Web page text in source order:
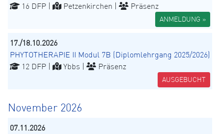
16 DFP |
Petzenkirchen | Präsenz
ANMELDUNG »
17./18.10.2026
PHYTOTHERAPIE II Modul 7B (Diplomlehrgang 2025/2026)
12 DFP |
Ybbs | Präsenz
AUSGEBUCHT
November 2026
07.11.2026